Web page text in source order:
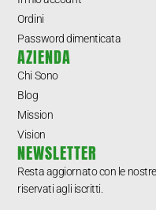
Ordini
Password dimenticata
AZIENDA
Chi Sono
Blog
Mission
Vision
NEWSLETTER
Resta aggiornato con le
riservati agli iscritti.